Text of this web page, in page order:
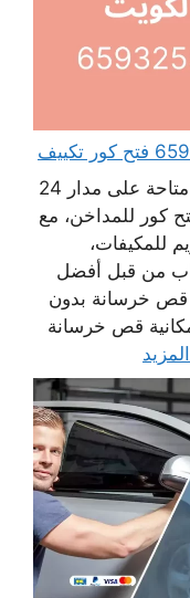
خدمات شركة قص خرسانة الكويت متاحة على مدار 24
كور للمداخن، مع
للمكيفات،
من قبل أفضل
قص خرسانة بدون
قص خرسانة